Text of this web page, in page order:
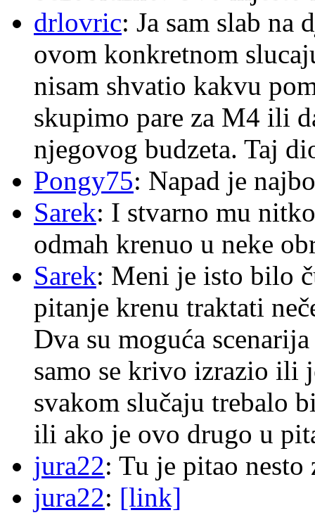
drlovric: Ja sam slab na
ovom konkretnom
nisam shvatio kakvu
skupimo pare za M4 ili
njegovog budzeta. Taj
Pongy75: Napad je
Sarek: I stvarno mu
odmah krenuo u neke
Sarek: Meni je isto bilo
pitanje krenu traktati
Dva su moguća
samo se krivo izrazio ili
svakom slučaju trebalo
ili ako je ovo drugo u
jura22: Tu je pitao
jura22: [link]